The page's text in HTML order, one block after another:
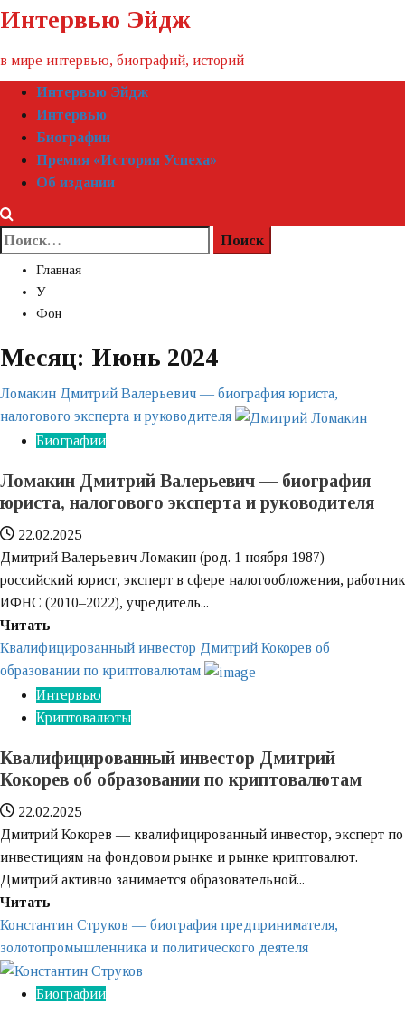
Пропустить
контент
Интервью Эйдж
в мире интервью, биографий, историй
Первичное
меню
Интервью Эйдж
Интервью
Биографии
Премия «‎История Успеха»‎
Об издании
Найти:
Главная
У
Фон
Месяц: Июнь 2024
Ломакин Дмитрий Валерьевич — биография юриста,
налогового эксперта и руководителя
Биографии
Ломакин Дмитрий Валерьевич — биография
юриста, налогового эксперта и руководителя
22.02.2025
Дмитрий Валерьевич Ломакин (род. 1 ноября 1987) –
российский юрист, эксперт в сфере налогообложения, работник
ИФНС (2010–2022), учредитель...
Читать
больше
о
Ломакин
Дмитрий
—
биография
юриста,
налогового
эксперта
и
Квалифицированный инвестор Дмитрий Кокорев об
образовании по криптовалютам
Интервью
Криптовалюты
Квалифицированный инвестор Дмитрий
Кокорев об образовании по криптовалютам
22.02.2025
Дмитрий Кокорев — квалифицированный инвестор, эксперт по
инвестициям на фондовом рынке и рынке криптовалют.
Дмитрий активно занимается образовательной...
Читать
больше
о
Квалифицированный
инвестор
Константин Струков — биография предпринимателя,
золотопромышленника и политического деятеля
Биографии